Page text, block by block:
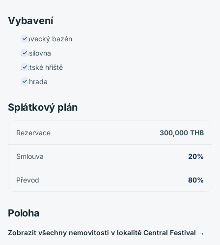
Vybavení
Plavecký bazén
Posilovna
Dětské hřiště
Zahrada
Splátkový plán
Rezervace 300,000 THB
Smlouva 20%
Převod 80%
Poloha
Zobrazit všechny nemovitosti v lokalitě Central Festival →